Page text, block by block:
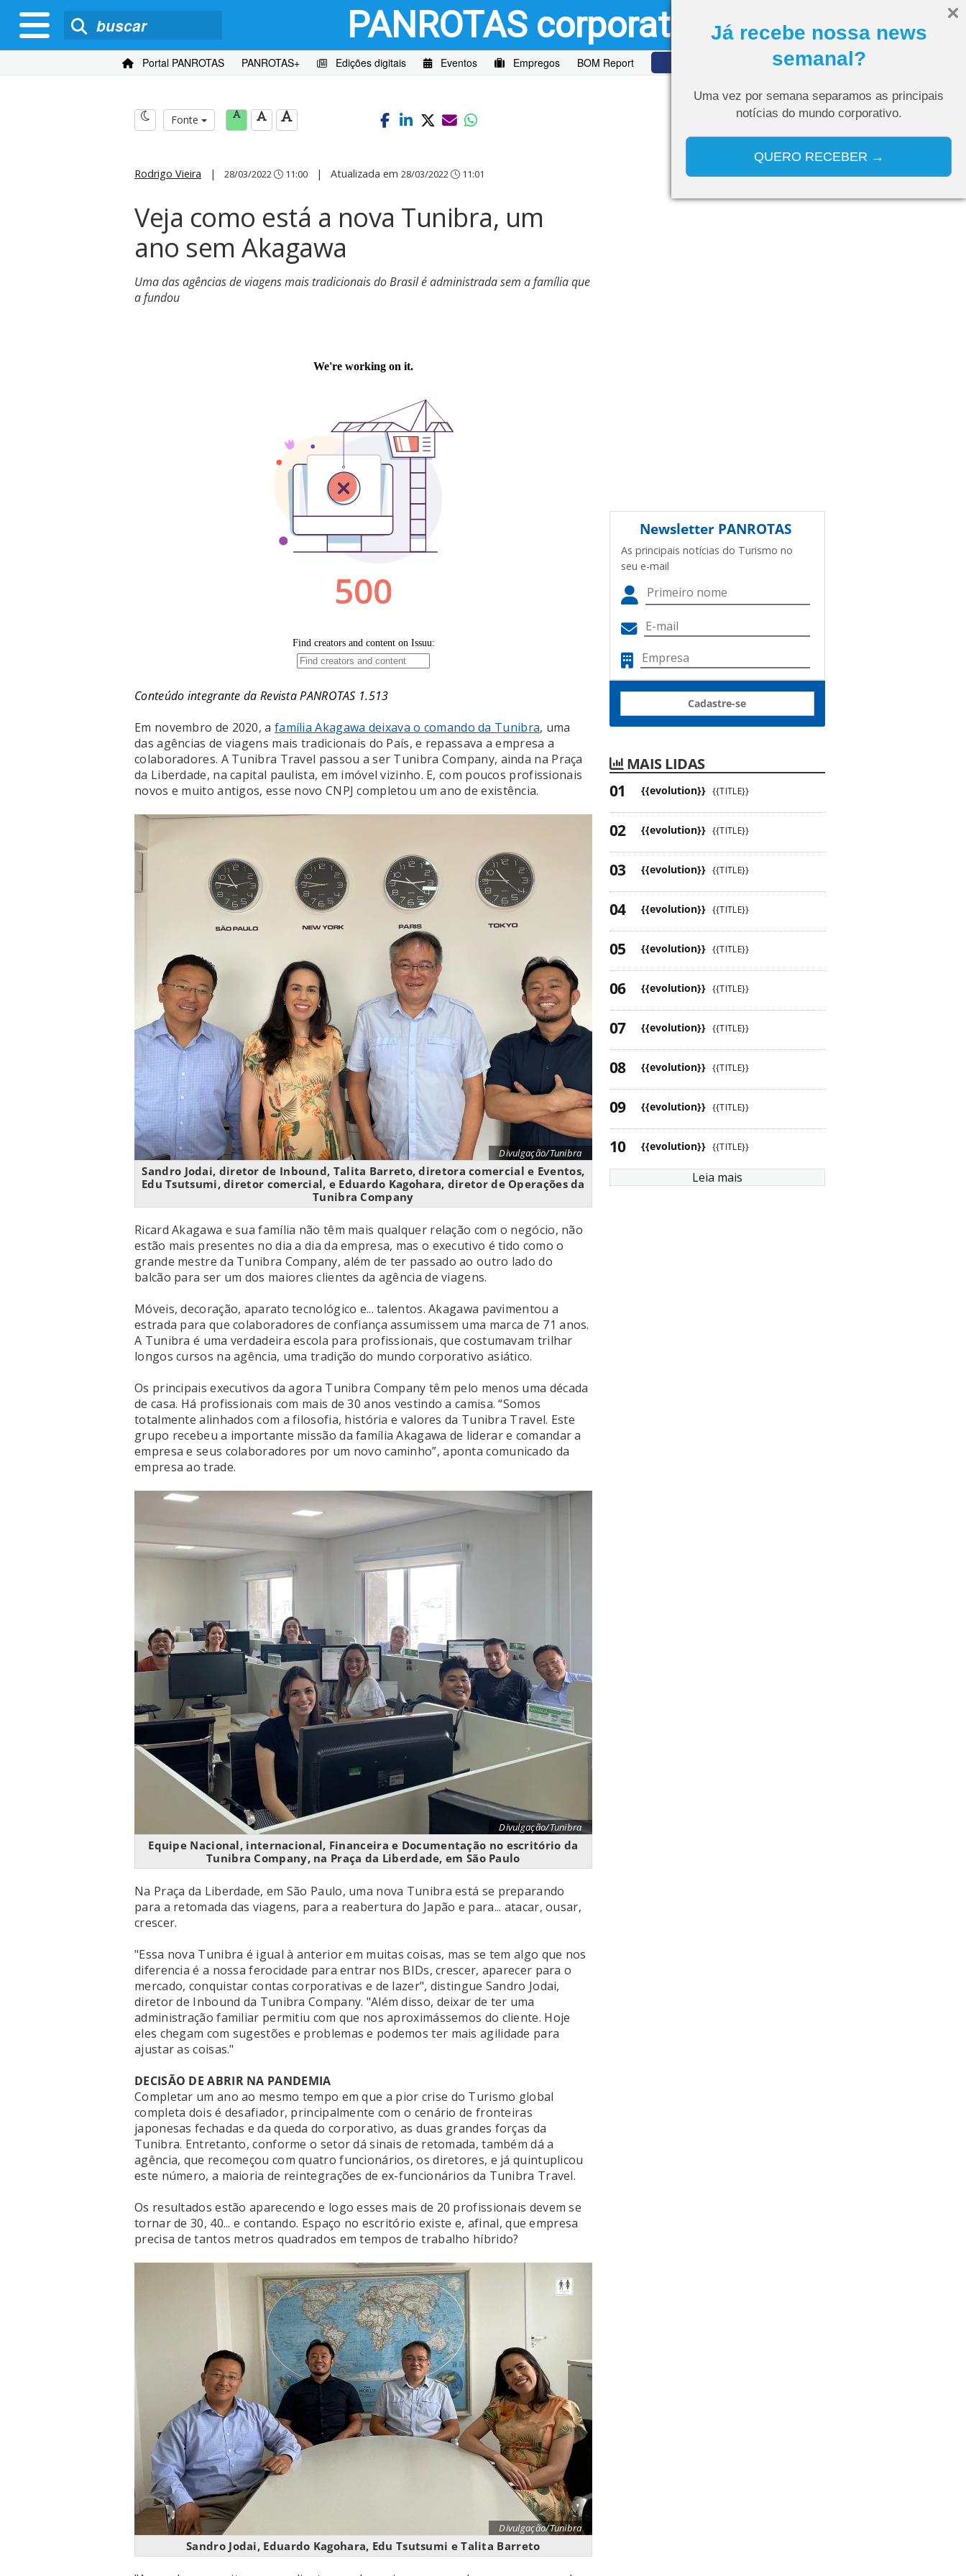
Já recebe nossa news
semanal?
Uma vez por semana separamos as principais
notícias do mundo corporativo.
QUERO RECEBER →
PANROTAS corporativo
Portal PANROTAS PANROTAS+ Edições digitais Eventos Empregos BOM Report Curso de IA
Fonte
Rodrigo Vieira | 28/03/2022 11:00 | Atualizada em 28/03/2022 11:01
Veja como está a nova Tunibra, um
ano sem Akagawa
Uma das agências de viagens mais tradicionais do Brasil é administrada sem a família que
a fundou
Conteúdo integrante da Revista PANROTAS 1.513
Em novembro de 2020, a família Akagawa deixava o comando da Tunibra, uma
das agências de viagens mais tradicionais do País, e repassava a empresa a
colaboradores. A Tunibra Travel passou a ser Tunibra Company, ainda na Praça
da Liberdade, na capital paulista, em imóvel vizinho. E, com poucos profissionais
novos e muito antigos, esse novo CNPJ completou um ano de existência.
Divulgação/Tunibra
Sandro Jodai, diretor de Inbound, Talita Barreto, diretora comercial e Eventos,
Edu Tsutsumi, diretor comercial, e Eduardo Kagohara, diretor de Operações da
Tunibra Company
Ricard Akagawa e sua família não têm mais qualquer relação com o negócio, não
estão mais presentes no dia a dia da empresa, mas o executivo é tido como o
grande mestre da Tunibra Company, além de ter passado ao outro lado do
balcão para ser um dos maiores clientes da agência de viagens.
Móveis, decoração, aparato tecnológico e... talentos. Akagawa pavimentou a
estrada para que colaboradores de confiança assumissem uma marca de 71 anos.
A Tunibra é uma verdadeira escola para profissionais, que costumavam trilhar
longos cursos na agência, uma tradição do mundo corporativo asiático.
Os principais executivos da agora Tunibra Company têm pelo menos uma década
de casa. Há profissionais com mais de 30 anos vestindo a camisa. “Somos
totalmente alinhados com a filosofia, história e valores da Tunibra Travel. Este
grupo recebeu a importante missão da família Akagawa de liderar e comandar a
empresa e seus colaboradores por um novo caminho”, aponta comunicado da
empresa ao trade.
Divulgação/Tunibra
Equipe Nacional, internacional, Financeira e Documentação no escritório da
Tunibra Company, na Praça da Liberdade, em São Paulo
Na Praça da Liberdade, em São Paulo, uma nova Tunibra está se preparando
para a retomada das viagens, para a reabertura do Japão e para... atacar, ousar,
crescer.
"Essa nova Tunibra é igual à anterior em muitas coisas, mas se tem algo que nos
diferencia é a nossa ferocidade para entrar nos BIDs, crescer, aparecer para o
mercado, conquistar contas corporativas e de lazer", distingue Sandro Jodai,
diretor de Inbound da Tunibra Company. "Além disso, deixar de ter uma
administração familiar permitiu com que nos aproximássemos do cliente. Hoje
eles chegam com sugestões e problemas e podemos ter mais agilidade para
ajustar as coisas."
DECISÃO DE ABRIR NA PANDEMIA
Completar um ano ao mesmo tempo em que a pior crise do Turismo global
completa dois é desafiador, principalmente com o cenário de fronteiras
japonesas fechadas e da queda do corporativo, as duas grandes forças da
Tunibra. Entretanto, conforme o setor dá sinais de retomada, também dá a
agência, que recomeçou com quatro funcionários, os diretores, e já quintuplicou
este número, a maioria de reintegrações de ex-funcionários da Tunibra Travel.
Os resultados estão aparecendo e logo esses mais de 20 profissionais devem se
tornar de 30, 40... e contando. Espaço no escritório existe e, afinal, que empresa
precisa de tantos metros quadrados em tempos de trabalho híbrido?
Divulgação/Tunibra
Sandro Jodai, Eduardo Kagohara, Edu Tsutsumi e Talita Barreto
Newsletter PANROTAS
As principais notícias do Turismo no
seu e-mail
Cadastre-se
MAIS LIDAS
{{evolution}} {{TITLE}}
{{evolution}} {{TITLE}}
{{evolution}} {{TITLE}}
{{evolution}} {{TITLE}}
{{evolution}} {{TITLE}}
{{evolution}} {{TITLE}}
{{evolution}} {{TITLE}}
{{evolution}} {{TITLE}}
{{evolution}} {{TITLE}}
{{evolution}} {{TITLE}}
Leia mais